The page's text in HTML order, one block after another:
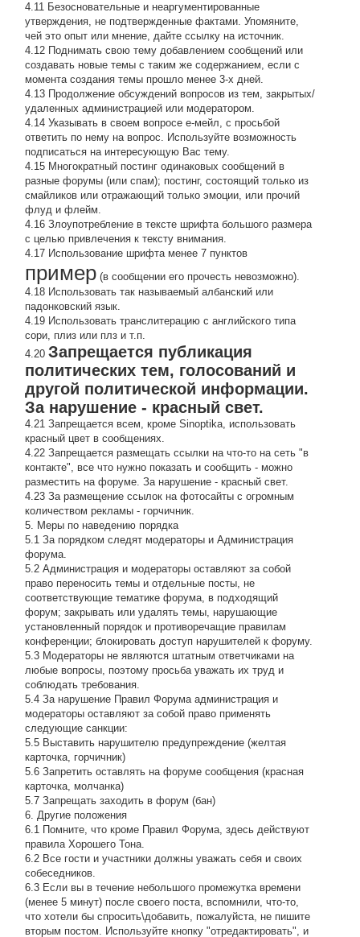
4.11 Безосновательные и неаргументированные
утверждения, не подтвержденные фактами. Упомяните,
чей это опыт или мнение, дайте ссылку на источник.
4.12 Поднимать свою тему добавлением сообщений или
создавать новые темы с таким же содержанием, если с
момента создания темы прошло менее 3-х дней.
4.13 Продолжение обсyждений вопросов из тем, закpытых/
удаленных администрацией или модератором.
4.14 Указывать в своем вопросе е-мейл, с просьбой
ответить по нему на вопрос. Используйте возможность
подписаться на интересующую Вас тему.
4.15 Многократный постинг одинаковых сообщений в
разные форумы (или спам); постинг, состоящий только из
смайликов или отражающий только эмоции, или прочий
флуд и флейм.
4.16 Злоупотребление в тексте шрифта большого размера
с целью привлечения к тексту внимания.
4.17 Использование шрифта менее 7 пунктов
пример (в сообщении его прочесть невозможно).
4.18 Использовать так называемый албанский или
падонковский язык.
4.19 Использовать транслитерацию с английского типа
сори, плиз или плз и т.п.
4.20Запрещается публикация
политических тем, голосований и
другой политической информации.
За нарушение - красный свет.
4.21 Запрещается всем, кроме Sinoptika, использовать
красный цвет в сообщениях.
4.22 Запрещается размещать ссылки на что-то на сеть "в
контакте", все что нужно показать и сообщить - можно
разместить на форуме. За нарушение - красный свет.
4.23 За размещение ссылок на фотосайты с огромным
количеством рекламы - горчичник.
5. Меры по наведению порядка
5.1 За порядком следят модераторы и Администрация
форума.
5.2 Администрация и модераторы оставляют за собой
право переносить темы и отдельные посты, не
соответствующие тематике форума, в подходящий
форум; закрывать или удалять темы, нарушающие
установленный порядок и противоречащие правилам
конференции; блокировать доступ нарушителей к форуму.
5.3 Модераторы не являются штатным ответчиками на
любые вопросы, поэтому просьба уважать их труд и
соблюдать требования.
5.4 За нарушение Правил Форума администрация и
модераторы оставляют за собой право применять
следующие санкции:
5.5 Выставить нарушителю предупреждение (желтая
карточка, горчичник)
5.6 Запретить оставлять на форуме сообщения (красная
карточка, молчанка)
5.7 Запрещать заходить в форум (бан)
6. Другие положения
6.1 Помните, что кроме Правил Форума, здесь действуют
правила Хорошего Тона.
6.2 Все гости и участники должны уважать себя и своих
собеседников.
6.3 Если вы в течение небольшого промежутка времени
(менее 5 минут) после своего поста, вспомнили, что-то,
что хотели бы спросить\добавить, пожалуйста, не пишите
вторым постом. Используйте кнопку "отредактировать", и